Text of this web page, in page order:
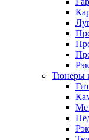
Тюнеры